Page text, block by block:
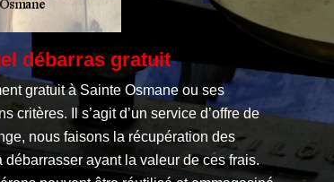
débarras gratuit
gratuit à Sainte Osmane ou ses
critères. Il s’agit d’un service d’offre de
nous faisons la récupération des
ayant la valeur de ces frais.